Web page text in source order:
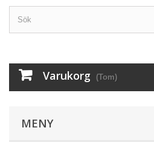
Varukorg (Tom)
MENY